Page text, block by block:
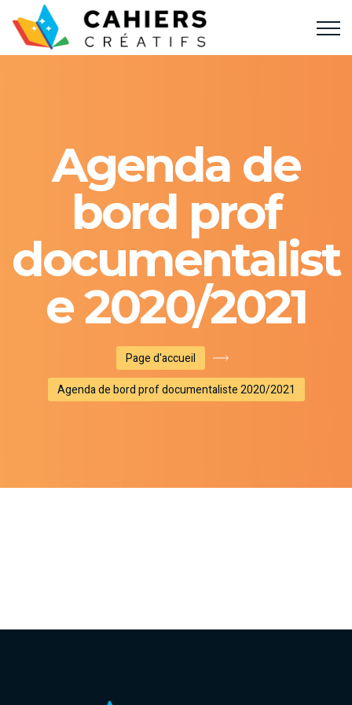
Agenda de
bord prof
documentalist
e 2020/2021
Page d'accueil
Agenda de bord prof documentaliste 2020/2021